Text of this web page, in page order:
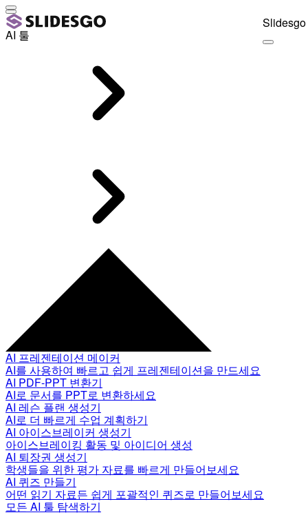
AI 툴
AI 프레젠테이션 메이커
AI를 사용하여 빠르고 쉽게 프레젠테이션을 만드세요
AI PDF-PPT 변환기
AI로 문서를 PPT로 변환하세요
AI 레슨 플랜 생성기
AI로 더 빠르게 수업 계획하기
AI 아이스브레이커 생성기
아이스브레이킹 활동 및 아이디어 생성
AI 퇴장권 생성기
학생들을 위한 평가 자료를 빠르게 만들어보세요
AI 퀴즈 만들기
어떤 읽기 자료든 쉽게 포괄적인 퀴즈로 만들어보세요
모든 AI 툴 탐색하기